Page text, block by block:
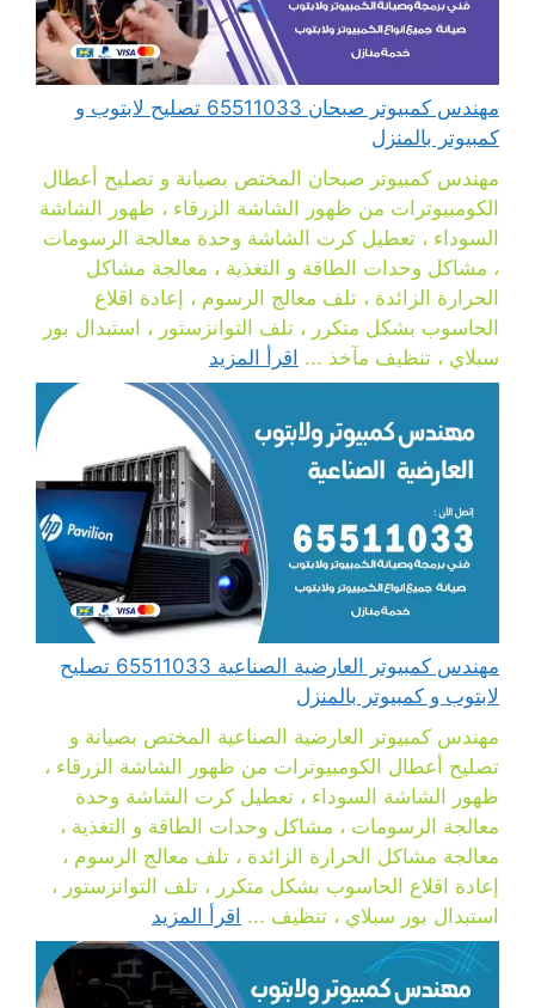
مهندس كمبيوتر صبحان 65511033 تصليح لابتوب و
كمبيوتر بالمنزل
مهندس كمبيوتر صبحان المختص بصيانة و تصليح أعطال
الكومبيوترات من ظهور الشاشة الزرقاء ، ظهور الشاشة
السوداء ، تعطيل كرت الشاشة وحدة معالجة الرسومات
، مشاكل وحدات الطاقة و التغذية ، معالجة مشاكل
الحرارة الزائدة ، تلف معالج الرسوم ، إعادة اقلاع
الحاسوب بشكل متكرر ، تلف التوانزستور ، استبدال بور
سبلاي ، تنظيف مآخذ ... اقرأ المزيد
مهندس كمبيوتر العارضية الصناعية 65511033 تصليح
لابتوب و كمبيوتر بالمنزل
مهندس كمبيوتر العارضية الصناعية المختص بصيانة و
تصليح أعطال الكومبيوترات من ظهور الشاشة الزرقاء ،
ظهور الشاشة السوداء ، تعطيل كرت الشاشة وحدة
معالجة الرسومات ، مشاكل وحدات الطاقة و التغذية ،
معالجة مشاكل الحرارة الزائدة ، تلف معالج الرسوم ،
إعادة اقلاع الحاسوب بشكل متكرر ، تلف التوانزستور ،
استبدال بور سبلاي ، تنظيف ... اقرأ المزيد